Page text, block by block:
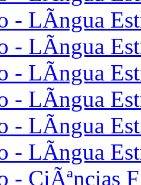
- LÃ­ngua
- LÃ­ngua
- LÃ­ngua
- LÃ­ngua
- LÃ­ngua
- LÃ­ngua
- CiÃªncias